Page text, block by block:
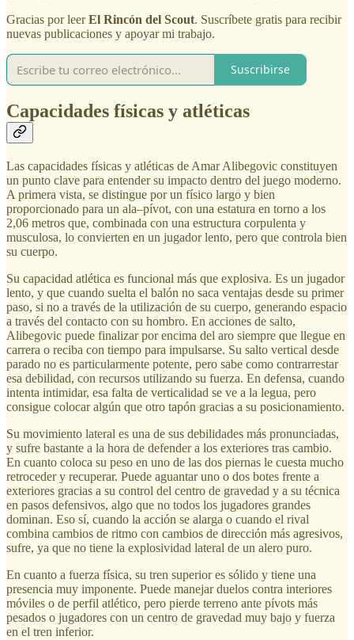
Gracias por leerEl Rincón del Scout. Suscríbete gratis para recibir
nuevas publicaciones y apoyar mi trabajo.
Suscribirse
Capacidades físicas y atléticas
Las capacidades físicas y atléticas de Amar Alibegovic constituyen
un punto clave para entender su impacto dentro del juego moderno.
A primera vista, se distingue por un físico largo y bien
proporcionado para un ala–pívot, con una estatura en torno a los
2,06 metros que, combinada con una estructura corpulenta y
musculosa, lo convierten en un jugador lento, pero que controla bien
su cuerpo.
Su capacidad atlética es funcional más que explosiva. Es un jugador
lento, y que cuando suelta el balón no saca ventajas desde su primer
paso, si no a través de la utilización de su cuerpo, generando espacio
a través del contacto con su hombro. En acciones de salto,
Alibegovic puede finalizar por encima del aro siempre que llegue en
carrera o reciba con tiempo para impulsarse. Su salto vertical desde
parado no es particularmente potente, pero sabe como contrarrestar
esa debilidad, con recursos utilizando su fuerza. En defensa, cuando
intenta intimidar, esa falta de verticalidad se ve a la legua, pero
consigue colocar algún que otro tapón gracias a su posicionamiento.
Su movimiento lateral es una de sus debilidades más pronunciadas,
y sufre bastante a la hora de defender a los exteriores tras cambio.
En cuanto coloca su peso en uno de las dos piernas le cuesta mucho
retroceder y recuperar. Puede aguantar uno o dos botes frente a
exteriores gracias a su control del centro de gravedad y a su técnica
en pasos defensivos, algo que no todos los jugadores grandes
dominan. Eso sí, cuando la acción se alarga o cuando el rival
combina cambios de ritmo con cambios de dirección más agresivos,
sufre, ya que no tiene la explosividad lateral de un alero puro.
En cuanto a fuerza física, su tren superior es sólido y tiene una
presencia muy imponente. Puede manejar duelos contra interiores
móviles o de perfil atlético, pero pierde terreno ante pívots más
pesados o jugadores con un centro de gravedad muy bajo y fuerza
en el tren inferior.